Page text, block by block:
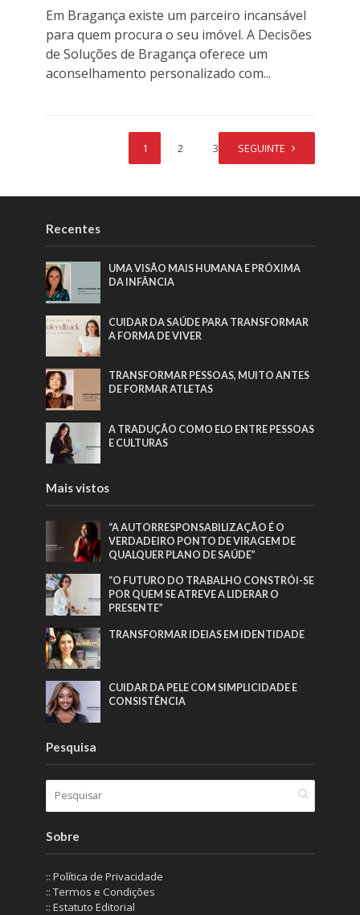
Em Bragança existe um parceiro incansável
para quem procura o seu imóvel. A Decisões
de Soluções de Bragança oferece um
aconselhamento personalizado com...
1 2 3 SEGUINTE
Recentes
UMA VISÃO MAIS HUMANA E PRÓXIMA
DA INFÂNCIA
CUIDAR DA SAÚDE PARA TRANSFORMAR
A FORMA DE VIVER
TRANSFORMAR PESSOAS, MUITO ANTES
DE FORMAR ATLETAS
A TRADUÇÃO COMO ELO ENTRE PESSOAS
E CULTURAS
Mais vistos
“A AUTORRESPONSABILIZAÇÃO É O
VERDADEIRO PONTO DE VIRAGEM DE
QUALQUER PLANO DE SAÚDE”
“O FUTURO DO TRABALHO CONSTRÓI-SE
POR QUEM SE ATREVE A LIDERAR O
PRESENTE”
TRANSFORMAR IDEIAS EM IDENTIDADE
CUIDAR DA PELE COM SIMPLICIDADE E
CONSISTÊNCIA
Pesquisa
Sobre
:: Política de Privacidade
:: Termos e Condições
:: Estatuto Editorial